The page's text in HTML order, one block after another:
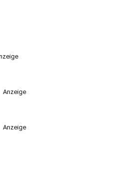
Anzeige
Anzeige